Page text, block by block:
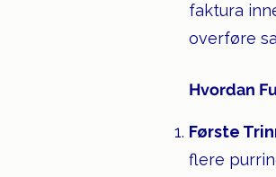
faktura
overføre
Hvordan
Første
flere